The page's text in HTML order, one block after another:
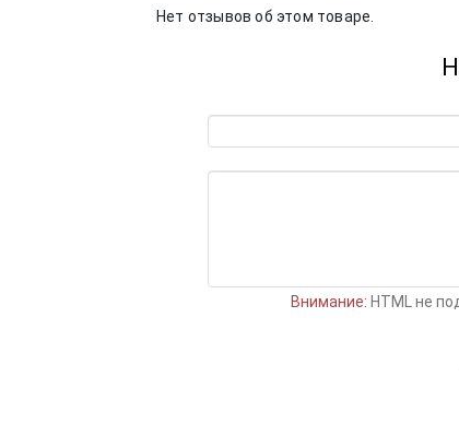
Нет отзывов об этом товаре.
Внимание: HTML не